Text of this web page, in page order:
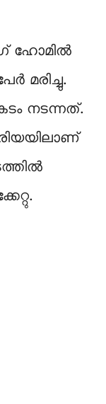
ഹോമിൽ
മരിച്ചു.
നടന്നത്.